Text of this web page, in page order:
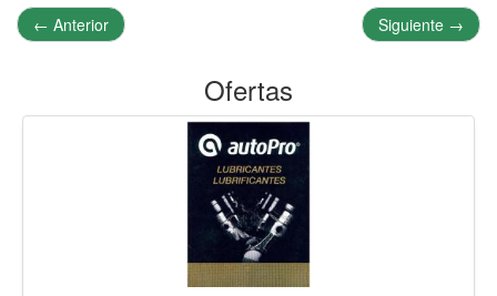
← Anterior Siguiente →
Ofertas